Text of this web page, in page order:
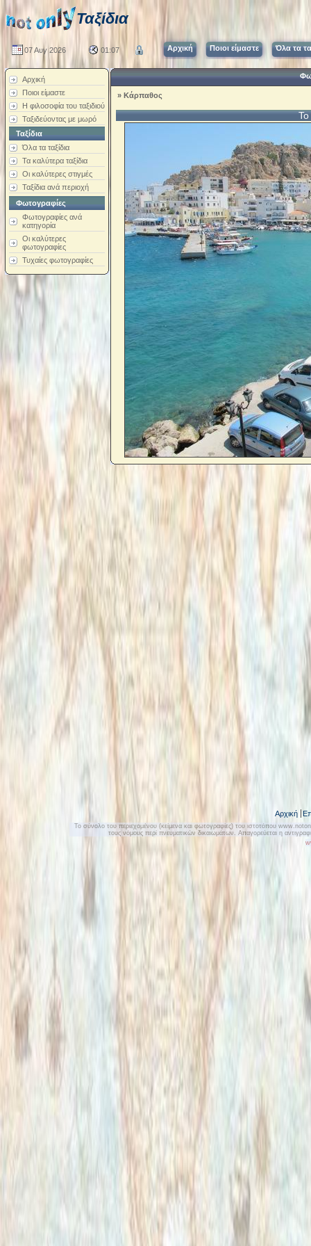
Ταξίδια
07 Αυγ 2026 01:07 Αρχική Ποιοι είμαστε Όλα τα
Αρχική
Ποιοι είμαστε
Η φιλοσοφία του ταξιδιού
Ταξιδεύοντας με μωρό
Ταξίδια
Όλα τα ταξίδια
Τα καλύτερα ταξίδια
Οι καλύτερες στιγμές
Ταξίδια ανά περιοχή
Φωτογραφίες
Φωτογραφίες ανά
κατηγορία
Οι καλύτερες
φωτογραφίες
Τυχαίες φωτογραφίες
» Κάρπαθος
Το
Αρχική
Το σύνολο του περιεχομένου (κείμενα και φωτογραφίες) του ιστοτόπου
τους νόμους περί πνευματικών δικαιωμάτων. Απαγορεύεται η